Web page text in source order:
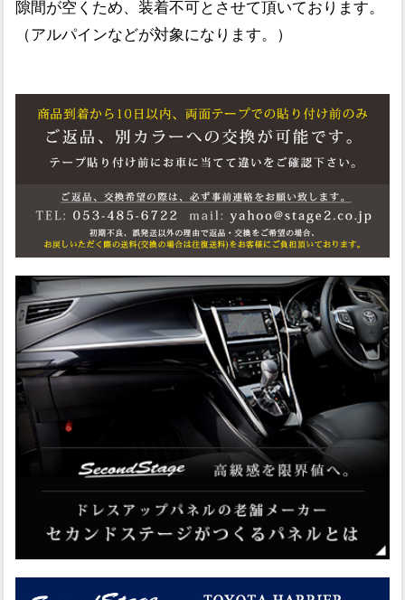
隙間が空くため、装着不可とさせて頂いております。
（アルパインなどが対象になります。）